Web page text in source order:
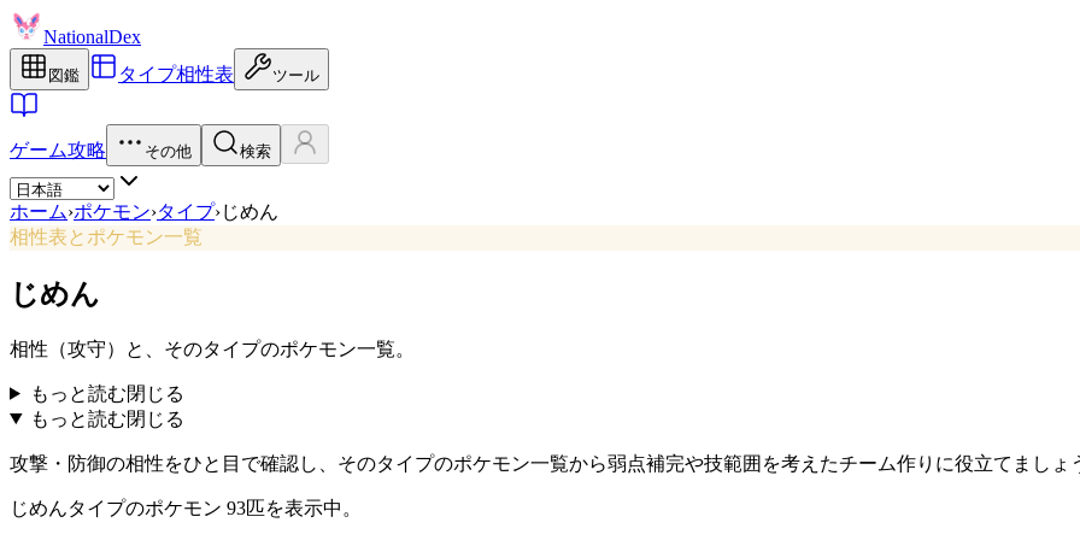
NationalDex
図鑑 タイプ相性表 ツール
ゲーム攻略 その他 検索
ホーム›ポケモン›タイプ›じめん
相性表とポケモン一覧
じめん
相性（攻守）と、そのタイプのポケモン一覧。
もっと読む閉じる
もっと読む閉じる
攻撃・防御の相性をひと目で確認し、そのタイプのポケモン一覧から弱点補完や技範囲を考えたチーム作りに役立てましょ
じめんタイプのポケモン 93匹を表示中。